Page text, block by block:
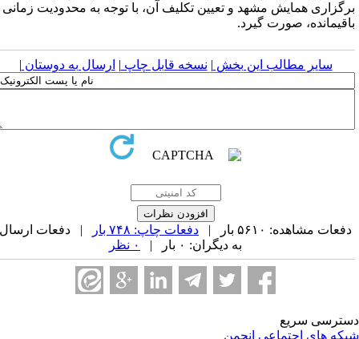
همایش مشهد و تعیین تکلیف آن، با توجه به محدودیت زمانی
صورت گیرد.
سایر مطالب این بخش | نسخه قابل چاپ| ارسال به دوستان|
دفعات مشاهده: ۵۶۱۰ بار | دفعات چاپ: ۷۴۸ بار
| دفعات ارسال
به دیگران: ۰ بار |
سریع
های اجتماعی انجمن